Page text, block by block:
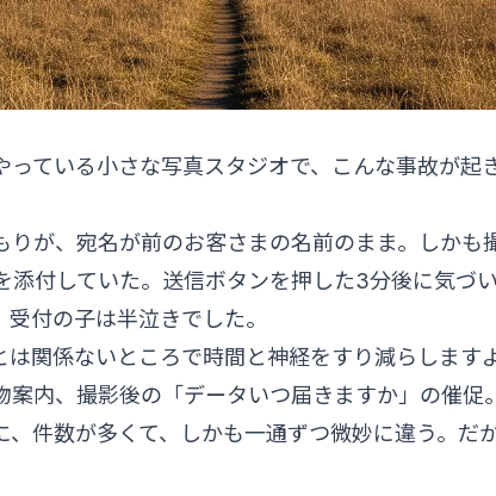
ている小さな写真スタジオで、こんな事故が起
が、宛名が前のお客さまの名前のまま。しかも
付していた。送信ボタンを押した3分後に気づ
付の子は半泣きでした。
関係ないところで時間と神経をすり減らします
内、撮影後の「データいつ届きますか」の催促
件数が多くて、しかも一通ずつ微妙に違う。だ